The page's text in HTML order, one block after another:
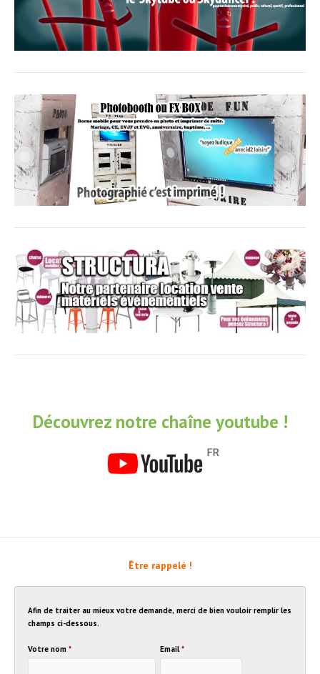
Découvrez notre chaîne youtube !
Être rappelé !
Afin de traiter au mieux votre demande, merci de bien vouloir remplir les
champs ci-dessous.
Votre nom * Email*